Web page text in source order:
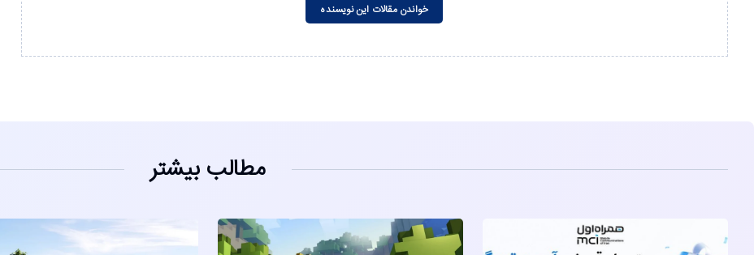
خواندن مقالات این نویسنده
مطالب بیشتر